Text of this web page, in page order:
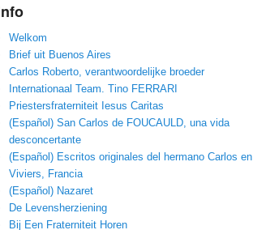
Welkom
Brief uit Buenos Aires
Carlos Roberto, verantwoordelijke broeder
Internationaal Team. Tino FERRARI
Priestersfraterniteit Iesus Caritas
(Español) San Carlos de FOUCAULD, una vida
desconcertante
(Español) Escritos originales del hermano Carlos en
Viviers, Francia
(Español) Nazaret
De Levensherziening
Bij Een Fraterniteit Horen